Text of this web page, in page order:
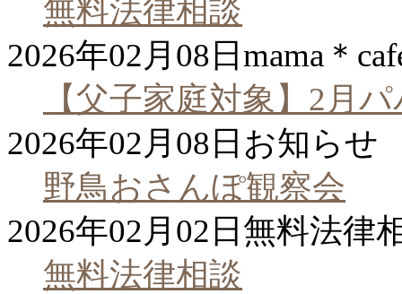
無料法律相談
2026年02月08日 mama＊
【父子家庭対象】2月
2026年02月08日 お知らせ
野鳥おさんぽ観察会
2026年02月02日 無料法律
無料法律相談